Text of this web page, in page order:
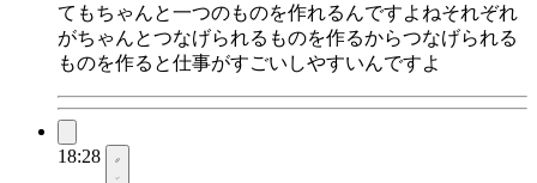
てもちゃんと一つのものを作れるんですよねそれぞれ
がちゃんとつなげられるものを作るからつなげられる
ものを作ると仕事がすごいしやすいんですよ
18:28